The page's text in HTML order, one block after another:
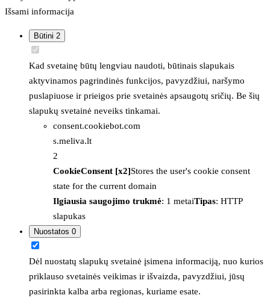
Išsami informacija
Būtini 2
Kad svetainę būtų lengviau naudoti, būtinais slapukais
aktyvinamos pagrindinės funkcijos, pavyzdžiui, naršymo
puslapiuose ir prieigos prie svetainės apsaugotų sričių. Be šių
slapukų svetainė neveiks tinkamai.
consent.cookiebot.com
s.meliva.lt
2
CookieConsent [x2]Stores the user's cookie consent
state for the current domain
Ilgiausia saugojimo trukmė: 1 metaiTipas: HTTP
slapukas
Nuostatos 0
Dėl nuostatų slapukų svetainė įsimena informaciją, nuo kurios
priklauso svetainės veikimas ir išvaizda, pavyzdžiui, jūsų
pasirinkta kalba arba regionas, kuriame esate.